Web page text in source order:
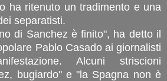
ha ritenuto un tradimento e una
separatisti.
di Sanchez è finito", ha detto il
Pablo Casado ai giornalisti
Alcuni striscioni
bugiardo" e "la Spagna non è